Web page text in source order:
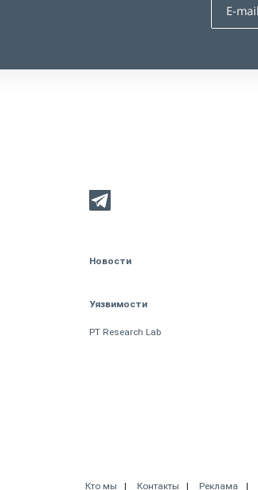
Новости
Уязвимости
PT Research Lab
Кто мы Контакты Реклама